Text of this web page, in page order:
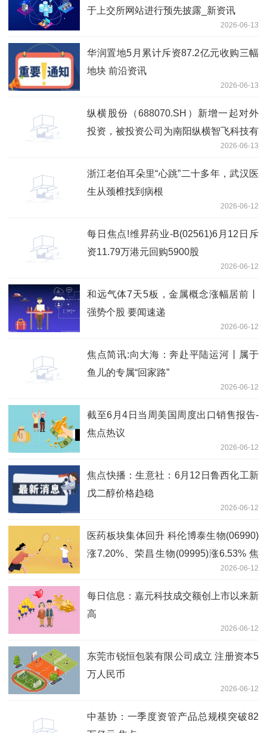
于上交所网站进行预先披露_新资讯
2026-06-13
华润置地5月累计斥资87.2亿元收购三幅
地块 前沿资讯
2026-06-13
纵横股份（688070.SH）新增一起对外
投资，被投资公司为南阳纵横智飞科技有
2026-06-13
浙江老伯耳朵里“心跳”二十多年，武汉医
生从颈椎找到病根
2026-06-12
每日焦点!维昇药业-B(02561)6月12日斥
资11.79万港元回购5900股
2026-06-12
和远气体7天5板，金属概念涨幅居前丨
强势个股 要闻速递
2026-06-12
焦点简讯:向大海：奔赴平陆运河丨属于
鱼儿的专属“回家路”
2026-06-12
截至6月4日当周美国周度出口销售报告-
焦点热议
2026-06-12
焦点快播：生意社：6月12日鲁西化工新
戊二醇价格趋稳
2026-06-12
医药板块集体回升 科伦博泰生物(06990)
涨7.20%、荣昌生物(09995)涨6.53% 焦
2026-06-12
每日信息：嘉元科技成交额创上市以来新
高
2026-06-12
东莞市锐恒包装有限公司成立 注册资本5
万人民币
2026-06-12
中基协：一季度资管产品总规模突破82